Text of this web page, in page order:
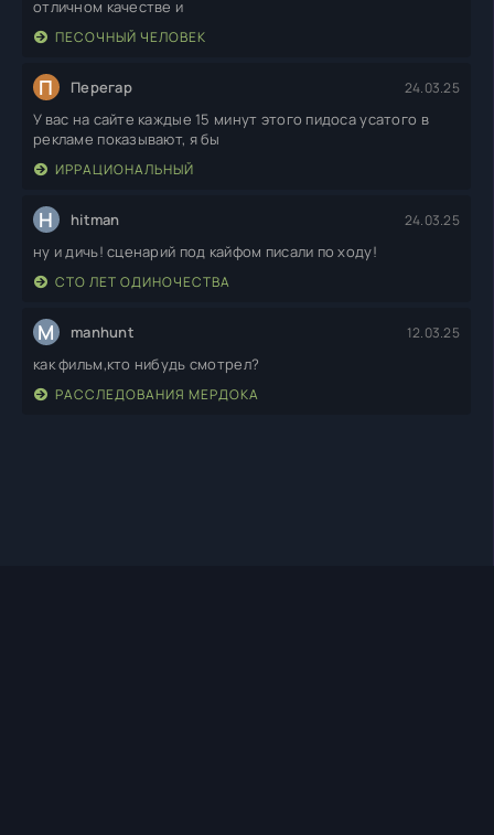
отличном качестве и
ПЕСОЧНЫЙ ЧЕЛОВЕК
П Перегар 24.03.25
У вас на сайте каждые 15 минут этого пидоса усатого в
рекламе показывают, я бы
ИРРАЦИОНАЛЬНЫЙ
H hitman 24.03.25
ну и дичь! сценарий под кайфом писали по ходу!
СТО ЛЕТ ОДИНОЧЕСТВА
M manhunt 12.03.25
как фильм,кто нибудь смотрел?
РАССЛЕДОВАНИЯ МЕРДОКА